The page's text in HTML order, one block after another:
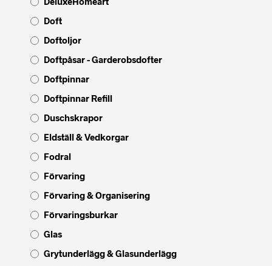
Doft
Doftoljor
Doftpåsar - Garderobsdofter
Doftpinnar
Doftpinnar Refill
Duschskrapor
Eldställ & Vedkorgar
Fodral
Förvaring
Förvaring & Organisering
Förvaringsburkar
Glas
Grytunderlägg & Glasunderlägg